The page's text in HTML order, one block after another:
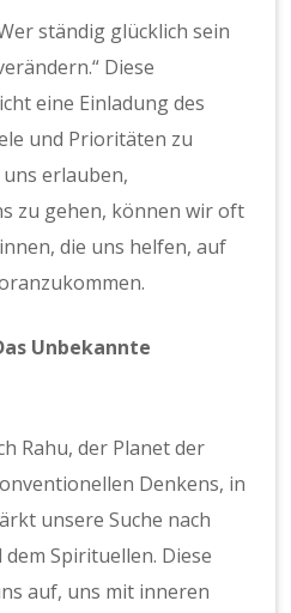
ständig glücklich sein
Diese
eine Einladung des
und Prioritäten zu
erlauben,
zu gehen, können wir oft
die uns helfen, auf
Unbekannte
Rahu, der Planet der
Denkens, in
unsere Suche nach
Spirituellen. Diese
auf, uns mit inneren